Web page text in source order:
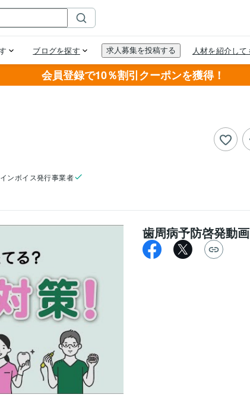
会員登録で10％割引クーポンを獲得！
インボイス発行事業者
歯周病予防啓発動画